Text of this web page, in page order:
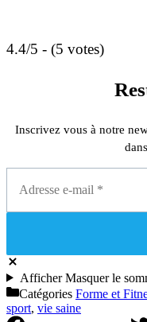
4.4/5 - (5 votes)
Inscrivez vous à notre
AfficherMasquerle
Catégories Forme et
sport, vie saine